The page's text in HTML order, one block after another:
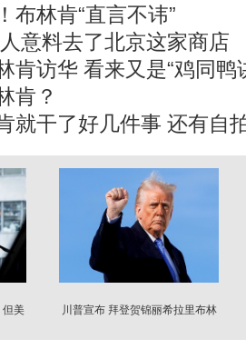
布林肯“直言不讳”
意料去了北京这家商店
肯访华 看来又是“鸡同鸭
肯？
就干了好几件事 还有自
但美
川普宣布 拜登贺锦丽希拉里布林